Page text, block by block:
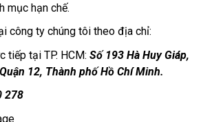
mục hạn chế.
công ty chúng tôi theo địa chỉ:
tiếp tại TP. HCM: Số 193 Hà Huy Giáp,
12, Thành phố Hồ Chí Minh.
278